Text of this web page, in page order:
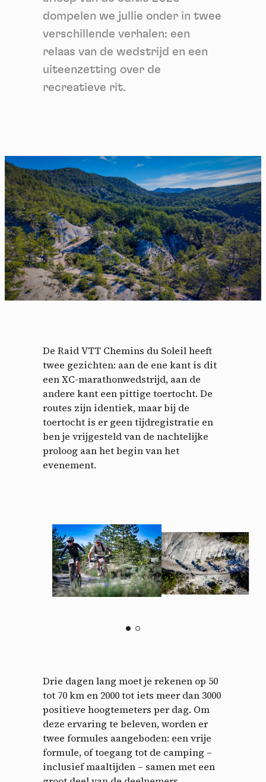
dompelen we jullie onder in twee
verschillende verhalen: een
relaas van de wedstrijd en een
uiteenzetting over de
recreatieve rit.
De Raid VTT Chemins du Soleil heeft
twee gezichten: aan de ene kant is dit
een XC-marathonwedstrijd, aan de
andere kant een pittige toertocht. De
routes zijn identiek, maar bij de
toertocht is er geen tijdregistratie en
ben je vrijgesteld van de nachtelijke
proloog aan het begin van het
evenement.
Drie dagen lang moet je rekenen op 50
tot 70 km en 2000 tot iets meer dan 3000
positieve hoogtemeters per dag. Om
deze ervaring te beleven, worden er
twee formules aangeboden: een vrije
formule, of toegang tot de camping –
inclusief maaltijden – samen met een